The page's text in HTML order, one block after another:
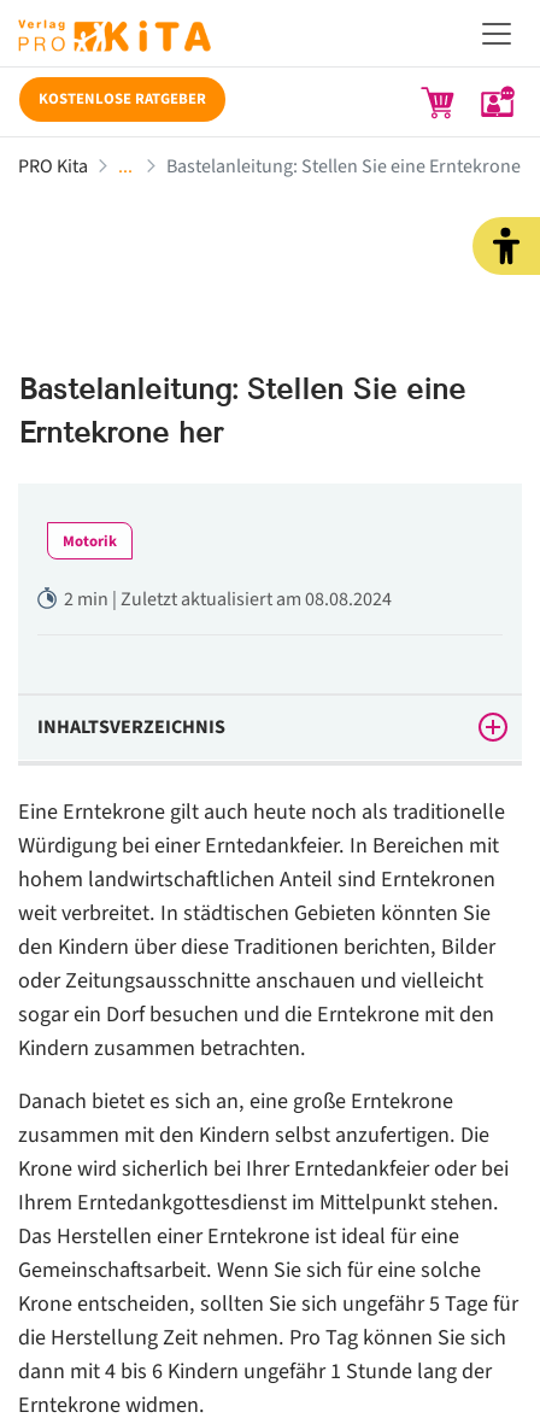
KOSTENLOSE RATGEBER
PRO Kita Bastelanleitung: Stellen Sie eine Erntekrone
Bastelanleitung: Stellen Sie eine
Erntekrone her
Motorik
2 min | Zuletzt aktualisiert am 08.08.2024
INHALTSVERZEICHNIS
So wird’s gemacht:
Eine Erntekrone gilt auch heute noch als traditionelle
Würdigung bei einer Erntedankfeier. In Bereichen mit
hohem landwirtschaftlichen Anteil sind Erntekronen
weit verbreitet. In städtischen Gebieten könnten Sie
den Kindern über diese Traditionen berichten, Bilder
oder Zeitungsausschnitte anschauen und vielleicht
sogar ein Dorf besuchen und die Erntekrone mit den
Kindern zusammen betrachten.
Danach bietet es sich an, eine große Erntekrone
zusammen mit den Kindern selbst anzufertigen. Die
Krone wird sicherlich bei Ihrer Erntedankfeier oder bei
Ihrem Erntedankgottesdienst im Mittelpunkt stehen.
Das Herstellen einer Erntekrone ist ideal für eine
Gemeinschaftsarbeit. Wenn Sie sich für eine solche
Krone entscheiden, sollten Sie sich ungefähr 5 Tage für
die Herstellung Zeit nehmen. Pro Tag können Sie sich
dann mit 4 bis 6 Kindern ungefähr 1 Stunde lang der
Erntekrone widmen.